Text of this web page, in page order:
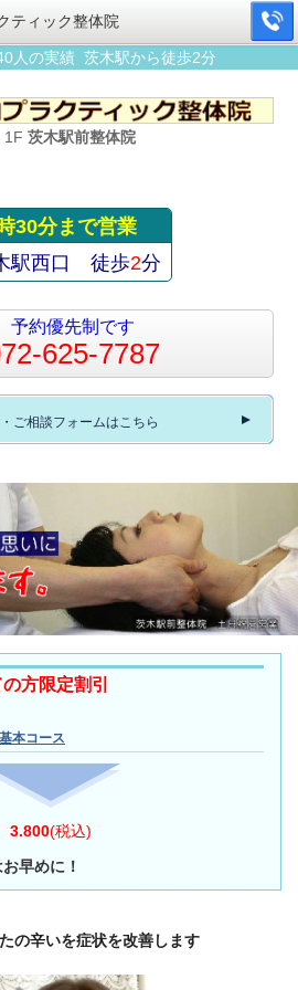
ティック整体院
人の実績 茨木駅から徒歩2分
1F茨木駅前整体院
30分まで営業
駅西口 徒歩2分
予約優先制です
625-7787
ご相談フォームはこちら
方限定割引
基本コース
3.800(税込)
早めに！
の辛いを症状を改善します